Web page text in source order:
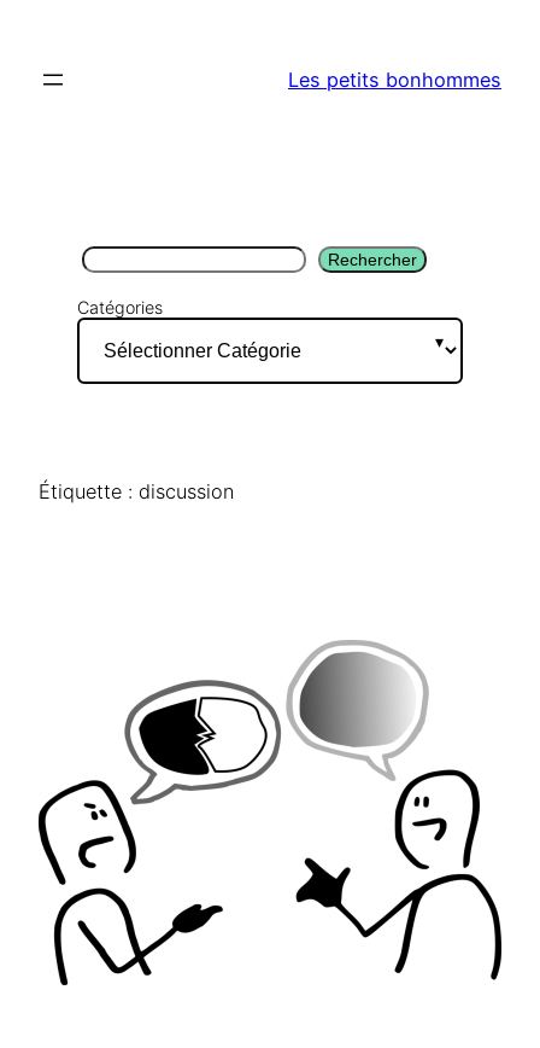
contenu
Les petits bonhommes
Rechercher Rechercher
Catégories
Étiquette : discussion